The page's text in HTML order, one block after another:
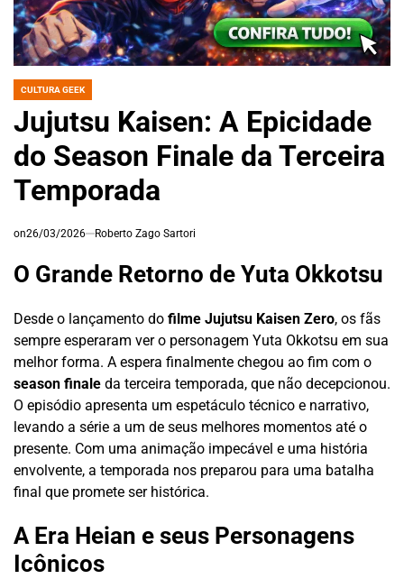
POSTED
CULTURA GEEK
Jujutsu Kaisen: A Epicidade
do Season Finale da Terceira
Temporada
on26/03/2026 Roberto Zago Sartori
O Grande Retorno de Yuta Okkotsu
Desde o lançamento do filme Jujutsu Kaisen Zero, os fãs
sempre esperaram ver o personagem Yuta Okkotsu em sua
melhor forma. A espera finalmente chegou ao fim com o
season finale da terceira temporada, que não decepcionou.
O episódio apresenta um espetáculo técnico e narrativo,
levando a série a um de seus melhores momentos até o
presente. Com uma animação impecável e uma história
envolvente, a temporada nos preparou para uma batalha
final que promete ser histórica.
A Era Heian e seus Personagens
Icônicos